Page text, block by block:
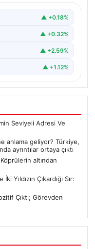
▲ +0.18%
▲ +0.32%
▲ +2.59%
▲ +1.12%
Seviyeli Adresi Ve
anlama geliyor? Türkiye,
ayrıntılar ortaya çıktı
altından
Yıldızın Çıkardığı Sır:
Çıktı; Görevden